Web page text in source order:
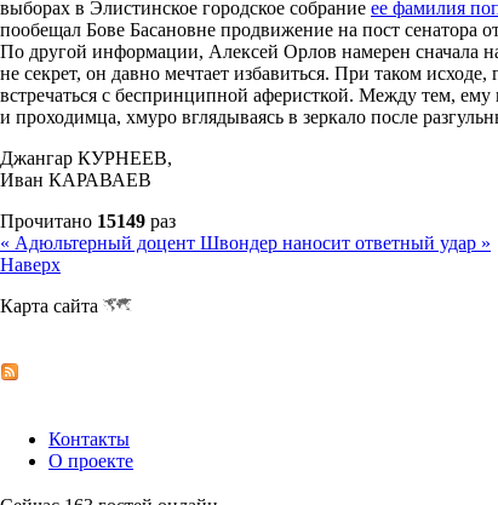
выборах в Элистинское городское собрание ее фамилия
пообещал Бове Басановне продвижение на пост сенатора
По другой информации, Алексей Орлов намерен сначала
не секрет, он давно мечтает избавиться. При таком
встречаться с беспринципной аферисткой. Между тем,
и проходимца, хмуро вглядываясь в зеркало после
Джангар КУРНЕЕВ,
Иван КАРАВАЕВ
Прочитано 15149 раз
« Адюльтерный доцент Швондер наносит ответный удар »
Наверх
Карта сайта
Контакты
О проекте